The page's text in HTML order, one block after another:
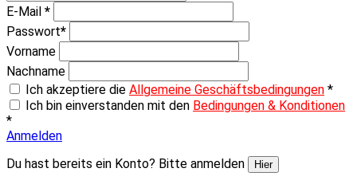
E-Mail *
Passwort*
Vorname
Nachname
Ich akzeptiere die Allgemeine Geschäftsbedingungen *
Ich bin einverstanden mit den Bedingungen & Konditionen
*
Anmelden
Du hast bereits ein Konto? Bitte anmelden
Hier